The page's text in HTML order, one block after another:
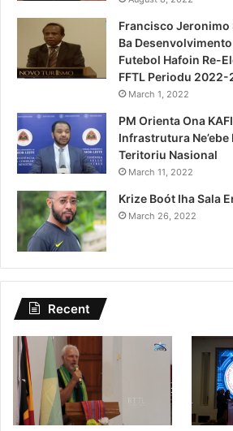
Francisco Jeronimo
Ba
Futebol Hafoin Re-
FFTL Periodu
March 1, 2022
PM Orienta Ona
Infrastrutura
Teritoriu Nasional
March 11, 2022
Krize Boót Iha Sala
March 26, 2022
Recent